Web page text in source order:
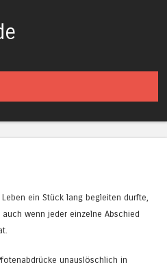
ein Stück lang begleiten durfte,
wenn jeder einzelne Abschied
unauslöschlich in